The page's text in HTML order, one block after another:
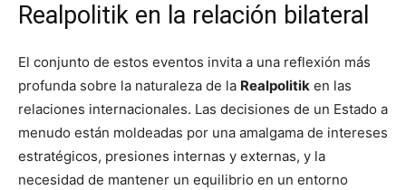
Realpolitik en la relación bilateral
El conjunto de estos eventos invita a una reflexión más
profunda sobre la naturaleza de la Realpolitik en las
relaciones internacionales. Las decisiones de un Estado a
menudo están moldeadas por una amalgama de intereses
estratégicos, presiones internas y externas, y la
necesidad de mantener un equilibrio en un entorno